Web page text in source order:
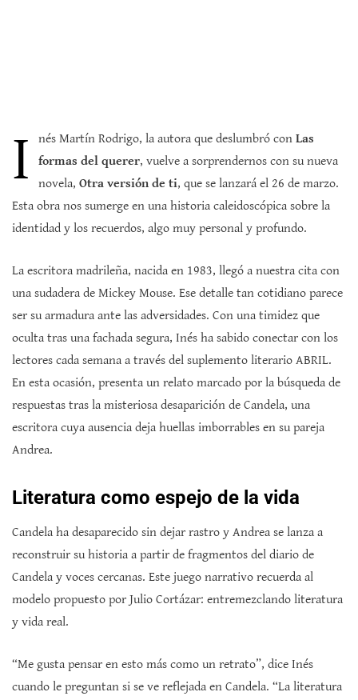
I nés Martín Rodrigo, la autora que deslumbró con Las
formas del querer, vuelve a sorprendernos con su nueva
novela, Otra versión de ti, que se lanzará el 26 de marzo.
Esta obra nos sumerge en una historia caleidoscópica sobre la
identidad y los recuerdos, algo muy personal y profundo.
La escritora madrileña, nacida en 1983, llegó a nuestra cita con
una sudadera de Mickey Mouse. Ese detalle tan cotidiano parece
ser su armadura ante las adversidades. Con una timidez que
oculta tras una fachada segura, Inés ha sabido conectar con los
lectores cada semana a través del suplemento literario ABRIL.
En esta ocasión, presenta un relato marcado por la búsqueda de
respuestas tras la misteriosa desaparición de Candela, una
escritora cuya ausencia deja huellas imborrables en su pareja
Andrea.
Literatura como espejo de la vida
Candela ha desaparecido sin dejar rastro y Andrea se lanza a
reconstruir su historia a partir de fragmentos del diario de
Candela y voces cercanas. Este juego narrativo recuerda al
modelo propuesto por Julio Cortázar: entremezclando literatura
y vida real.
“Me gusta pensar en esto más como un retrato”, dice Inés
cuando le preguntan si se ve reflejada en Candela. “La literatura